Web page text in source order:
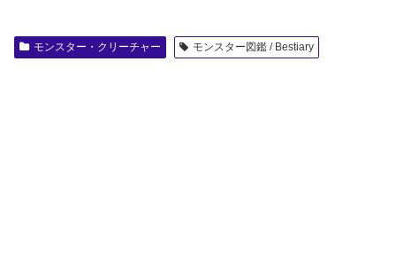
モンスター・クリーチャー モンスター図鑑 / Bestiary